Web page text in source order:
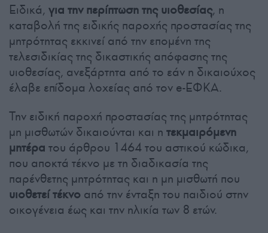
Ειδικά, για την περίπτωση της υιοθεσίας, η
καταβολή της ειδικής παροχής προστασίας της
μητρότητας εκκινεί από την επομένη της
τελεσιδικίας της δικαστικής απόφασης της
υιοθεσίας, ανεξάρτητα από το εάν η δικαιούχος
έλαβε επίδομα λοχείας από τον e-ΕΦΚΑ.
Την ειδική παροχή προστασίας της μητρότητας
μη μισθωτών δικαιούνται και η τεκμαιρόμενη
μητέρα του άρθρου 1464 του αστικού κώδικα,
που αποκτά τέκνο με τη διαδικασία της
παρένθετης μητρότητας και η μη μισθωτή που
υιοθετεί τέκνο από την ένταξη του παιδιού στην
οικογένεια έως και την ηλικία των 8 ετών.